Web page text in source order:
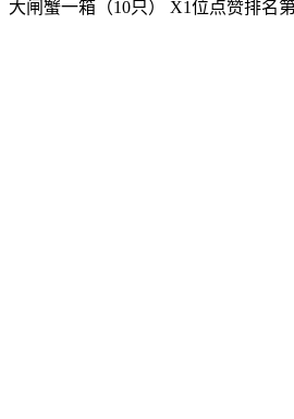
大闸蟹一箱（10只） X1位点赞排名